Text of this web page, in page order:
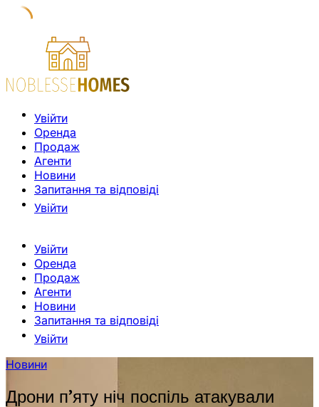
Увійти
Оренда
Продаж
Агенти
Новини
Запитання та відповіді
Увійти
Увійти
Оренда
Продаж
Агенти
Новини
Запитання та відповіді
Увійти
Новини
Дрони п’яту ніч поспіль атакували